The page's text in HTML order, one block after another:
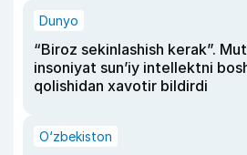
Dunyo
“Biroz sekinlashish kerak”.
insoniyat sun’iy intellektni
qolishidan xavotir bildirdi
O‘zbekiston